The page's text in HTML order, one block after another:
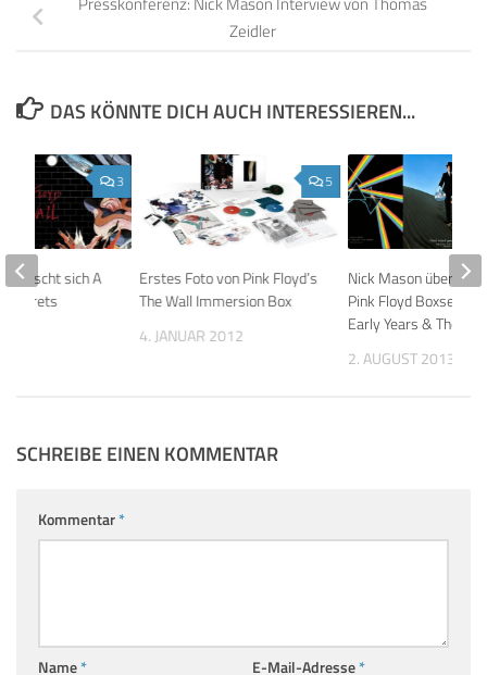
Zeidler
DAS KÖNNTE DICH AUCH INTERESSIEREN...
5
Erstes Foto von Pink Floyd’s
The Wall Immersion Box
4. JANUAR 2012
Nick Mason über
Pink Floyd Boxsets:
Early Years & The
2. AUGUST 2013
3
wünscht sich A
Secrets
SCHREIBE EINEN KOMMENTAR
Kommentar*
Name* E-Mail-Adresse*